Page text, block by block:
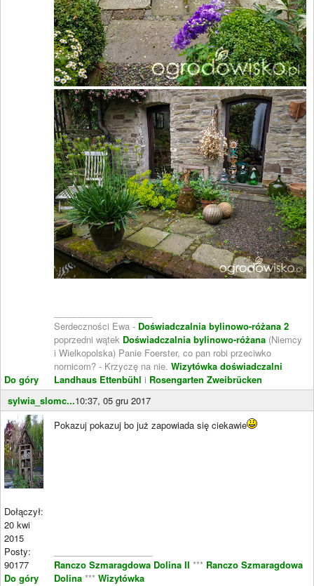
Do góry
Serdeczności Ewa - Doświadczalnia bylinowo-różana 2
poprzedni wątek Doświadczalnia bylinowo-różana (Niemcy
i Wielkopolska) Panie Foerster, co pan robi przeciwko
nornicom? - Krzyczę na nie. Wizytówka doświadczalni
Landhaus Ettenbühl i Rosengarten Zweibrücken
sylwia_slomc...10:37, 05 gru 2017
Dołączył:
20 kwi
2015
Posty:
90177
Do góry
Pokazuj pokazuj bo już zapowiada się ciekawie
Ranczo Szmaragdowa Dolina II *** Ranczo Szmaragdowa
Dolina *** Wizytówka